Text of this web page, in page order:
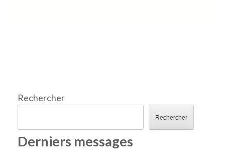
Rechercher
Rechercher
Derniers messages